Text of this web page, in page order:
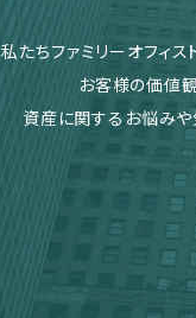
私たちファミリーオフィス
お客様の価値
資産に関するお悩みや